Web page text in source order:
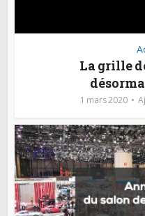
La grille
1 mars 2020